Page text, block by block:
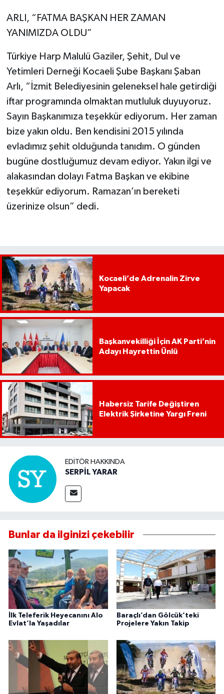
ARLI, “FATMA BAŞKAN HER ZAMAN
YANIMIZDA OLDU”
Türkiye Harp Malulü Gaziler, Şehit, Dul ve
Yetimleri Derneği Kocaeli Şube Başkanı Şaban
Arlı, “İzmit Belediyesinin geleneksel hale getirdiği
iftar programında olmaktan mutluluk duyuyoruz.
Sayın Başkanımıza teşekkür ediyorum. Her zaman
bize yakın oldu. Ben kendisini 2015 yılında
evladımız şehit olduğunda tanıdım. O günden
bugüne dostluğumuz devam ediyor. Yakın ilgi ve
alakasından dolayı Fatma Başkan ve ekibine
teşekkür ediyorum. Ramazan’ın bereketi
üzerinize olsun” dedi.
Kocaeli’de Adrenalin Zirve
Yapacak
Başkanvekilliği İçin AK Parti’nin
Adayı Hayrettin Ünlü
Habersiz Tarife Değiştiren
Elektrik Şirketine Yargı Freni
EDITÖR HAKKINDA
SERPİL YARAR
Bunlar da ilginizi çekebilir
İlk Teleferik Heyecanını Alo
Evlat’la Yaşadılar
Baraçlı’dan Gölcük’teki
Projelere Yakın Takip